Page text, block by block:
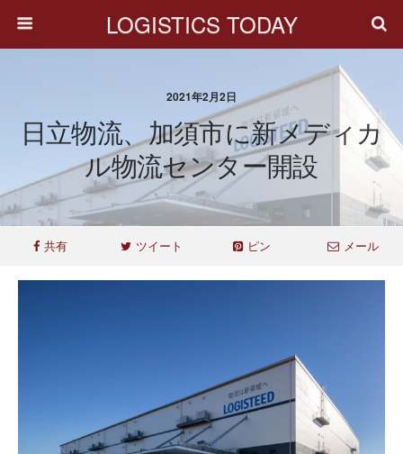
LOGISTICS TODAY
2021年2月2日
日立物流、加須市に新メディカ
ル物流センター開設
共有 ツイート ピン メール